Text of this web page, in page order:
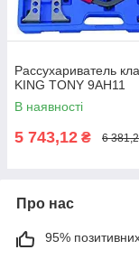
Рассухариватель
KING TONY 9AH11
В наявності
5 743,12 ₴ 6
Про нас
95%